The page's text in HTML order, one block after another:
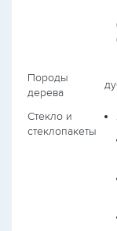
Породы
дерева
Стекло и
стеклопакеты